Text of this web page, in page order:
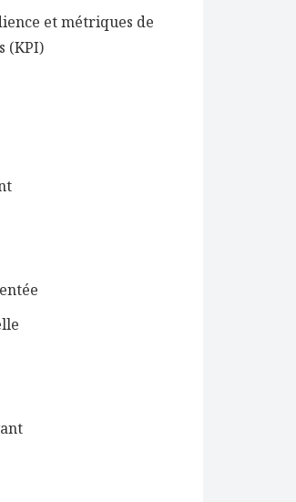
et métriques de
(KPI)